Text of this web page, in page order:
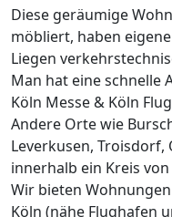
Diese geräumige
möbliert, haben
Liegen
Man hat eine schnelle
Köln Messe & Köln
Andere Orte wie
Leverkusen,
innerhalb ein Kreis
Wir bieten
Köln (nähe Flughafen